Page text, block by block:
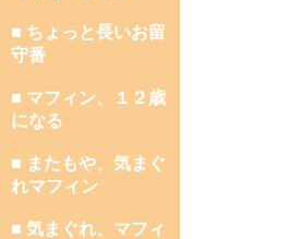
■ ちょっと長いお留
守番
■ マフィン、１２歳
になる
■ またもや、気まぐ
れマフィン
■ 気まぐれ、マフィ